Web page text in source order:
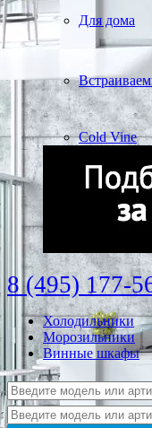
Для дома
Cold Vine
8 (495) 177-
Холодильники
Морозильники
Винные шкафы